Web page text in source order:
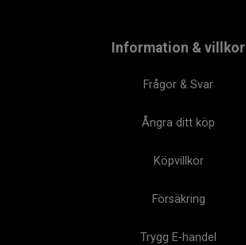
Information & villkor
Frågor & Svar
Ångra ditt köp
Köpvillkor
Försäkring
Trygg E-handel